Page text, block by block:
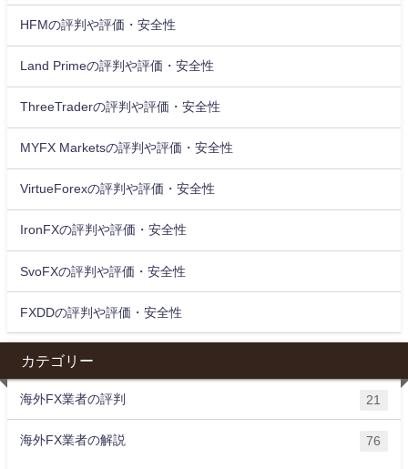
HFMの評判や評価・安全性
Land Primeの評判や評価・安全性
ThreeTraderの評判や評価・安全性
MYFX Marketsの評判や評価・安全性
VirtueForexの評判や評価・安全性
IronFXの評判や評価・安全性
SvoFXの評判や評価・安全性
FXDDの評判や評価・安全性
カテゴリー
海外FX業者の評判 21
海外FX業者の解説 76